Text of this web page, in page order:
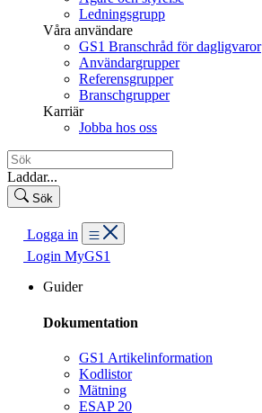
Ledningsgrupp
Våra användare
GS1 Branschråd för dagligvaror
Användargrupper
Referensgrupper
Branschgrupper
Karriär
Jobba hos oss
Laddar...
Sök
Logga in
Login MyGS1
Guider
Dokumentation
GS1 Artikelinformation
Kodlistor
Mätning
ESAP 20